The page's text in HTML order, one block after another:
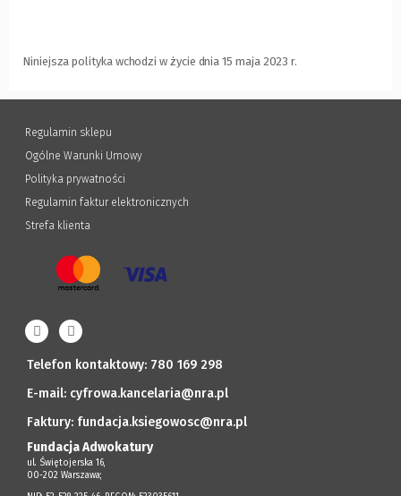
Niniejsza polityka wchodzi w życie dnia 15 maja 2023 r.
Regulamin sklepu
Ogólne Warunki Umowy
Polityka prywatności
Regulamin faktur elektronicznych
Strefa klienta
Telefon kontaktowy: 780 169 298
E-mail: cyfrowa.kancelaria@nra.pl
Faktury: fundacja.ksiegowosc@nra.pl
Fundacja Adwokatury
ul. Świętojerska 16,
00-202 Warszawa;